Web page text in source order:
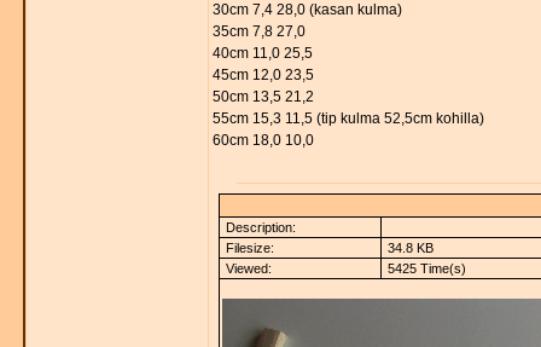
30cm 7,4 28,0 (kasan kulma)
35cm 7,8 27,0
40cm 11,0 25,5
45cm 12,0 23,5
50cm 13,5 21,2
55cm 15,3 11,5 (tip kulma 52,5cm kohilla)
60cm 18,0 10,0
Description:
Filesize:
34.8 KB
Viewed:
5425 Time(s)